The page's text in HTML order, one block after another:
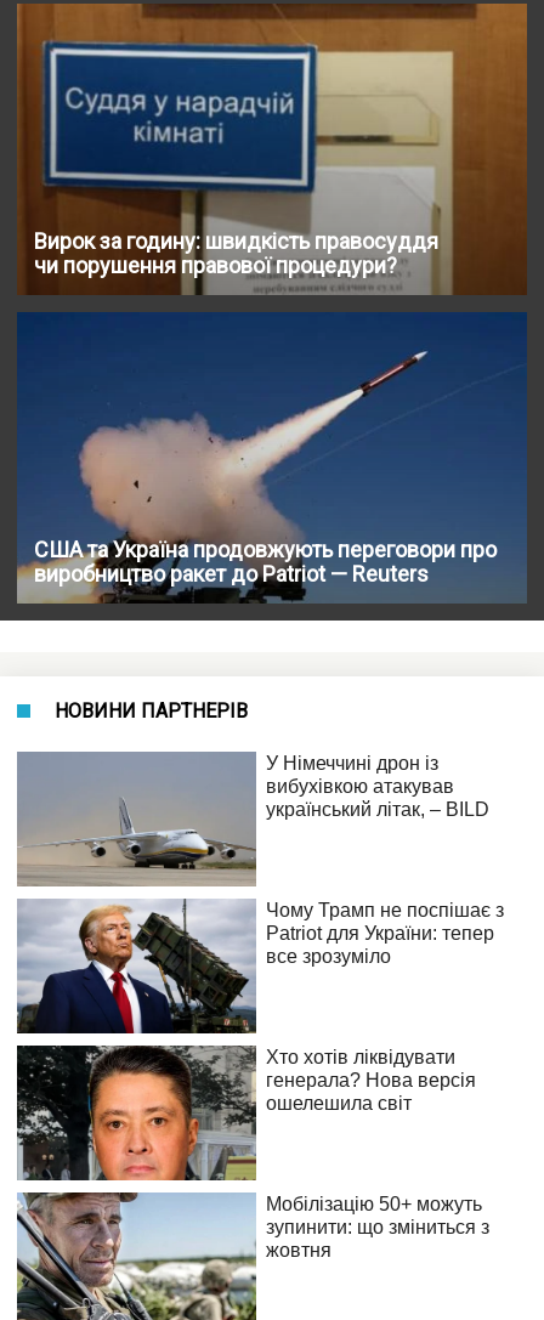
Вирок за годину: швидкість правосуддя
чи порушення правової процедури?
США та Україна продовжують переговори про
виробництво ракет до Patriot — Reuters
НОВИНИ ПАРТНЕРІВ